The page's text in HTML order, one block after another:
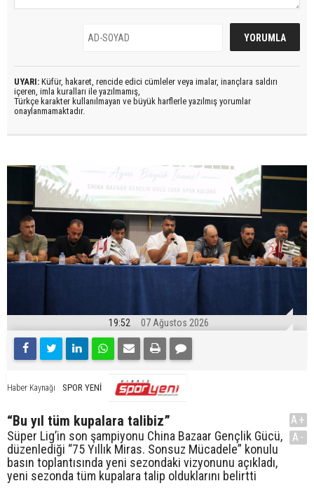
UYARI: Küfür, hakaret, rencide edici cümleler veya imalar, inançlara saldırı
içeren, imla kuralları ile yazılmamış,
Türkçe karakter kullanılmayan ve büyük harflerle yazılmış yorumlar
onaylanmamaktadır.
19:52 07 Ağustos 2026
Haber Kaynağı SPOR YENİ
“Bu yıl tüm kupalara talibiz”
Süper Lig’in son şampiyonu China Bazaar Gençlik Gücü,
düzenlediği “75 Yıllık Miras. Sonsuz Mücadele” konulu
basın toplantısında yeni sezondaki vizyonunu açıkladı,
yeni sezonda tüm kupalara talip olduklarını belirtti
A+
A-